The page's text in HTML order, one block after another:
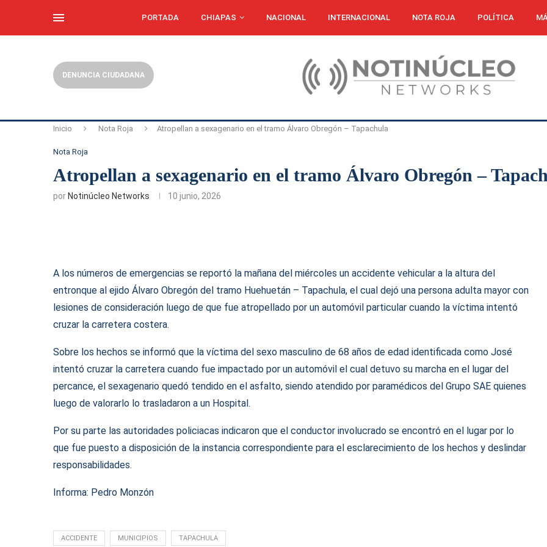
PORTADA CHIAPAS NACIONAL INTERNACIONAL NOTA ROJA POLÍTICA
DENUNCIA CIUDADANA
Inicio Nota Roja Atropellan a sexagenario en el tramo Álvaro Obregón – Tapachula
Nota Roja
Atropellan a sexagenario en el tramo Álvaro Obregón –
por Notinúcleo Networks 10 junio, 2026
A los números de emergencias se reportó la mañana del miércoles un accidente vehicular a la altura del
entronque al ejido Álvaro Obregón del tramo Huehuetán – Tapachula, el cual dejó una persona adulta mayor con
lesiones de consideración luego de que fue atropellado por un automóvil particular cuando la víctima intentó
cruzar la carretera costera.
Sobre los hechos se informó que la víctima del sexo masculino de 68 años de edad identificada como José
intentó cruzar la carretera cuando fue impactado por un automóvil el cual detuvo su marcha en el lugar del
percance, el sexagenario quedó tendido en el asfalto, siendo atendido por paramédicos del Grupo SAE quienes
luego de valorarlo lo trasladaron a un Hospital.
Por su parte las autoridades policiacas indicaron que el conductor involucrado se encontró en el lugar por lo
que fue puesto a disposición de la instancia correspondiente para el esclarecimiento de los hechos y deslindar
responsabilidades.
Informa: Pedro Monzón
ACCIDENTE MUNICIPIOS TAPACHULA